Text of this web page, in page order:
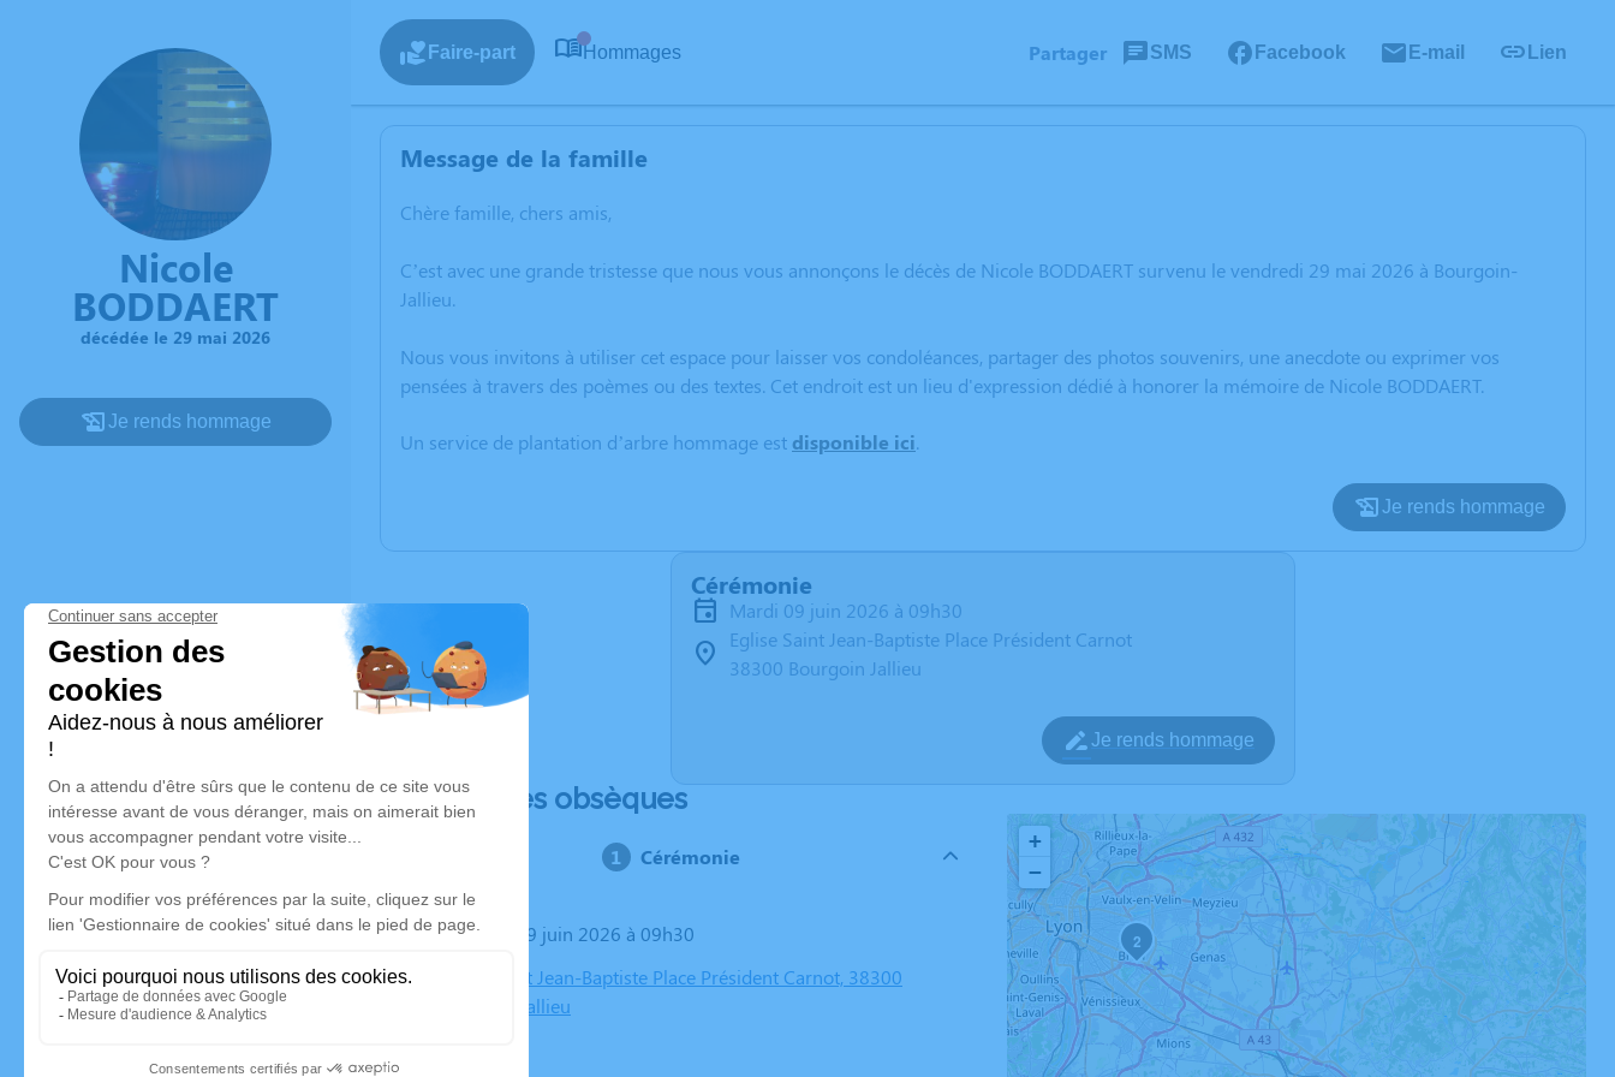
Nicole
BODDAERT
décédée le 29 mai 2026
Je rends hommage
Faire-part Hommages Partager SMS Facebook E-mail Lien
Message de la famille
Chère famille, chers amis,
C’est avec une grande tristesse que nous vous annonçons le décès de Nicole BODDAERT survenu le vendredi 29 mai 2026 à Bourgoin-
Jallieu.
Nous vous invitons à utiliser cet espace pour laisser vos condoléances, partager des photos souvenirs, une anecdote ou exprimer vos
pensées à travers des poèmes ou des textes. Cet endroit est un lieu d'expression dédié à honorer la mémoire de Nicole BODDAERT.
Un service de plantation d’arbre hommage est disponible ici.
Je rends hommage
Cérémonie
mardi 09 juin 2026 à 09h30
Eglise Saint Jean-Baptiste Place Président Carnot
38300 Bourgoin Jallieu
Je rends hommage
Déroulé des obsèques
Cérémonie
Le mardi 09 juin 2026 à 09h30
Eglise Saint Jean-Baptiste Place Président Carnot, 38300
Bourgoin Jallieu
2
+
−